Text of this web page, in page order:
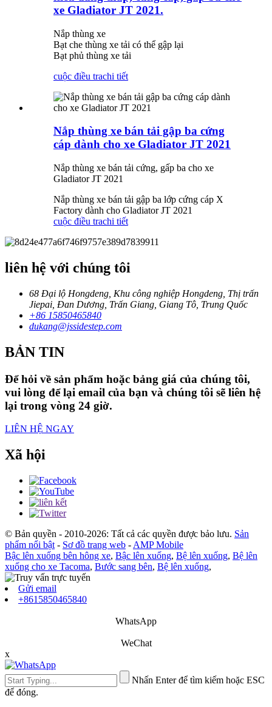
xe Gladiator JT 2021.
Nắp thùng xe
Bạt che thùng xe tải có thể gập lại
Bạt phủ thùng xe tải
cuộc điều trachi tiết
Nắp thùng xe bán tải gập ba cứng
cáp dành cho xe Gladiator JT 2021
Nắp thùng xe bán tải cứng, gấp ba cho xe
Gladiator JT 2021
Nắp thùng xe bán tải gập ba lớp cứng cáp X
Factory dành cho Gladiator JT 2021
cuộc điều trachi tiết
liên hệ với chúng tôi
68 Đại lộ Hongdeng, Khu công nghiệp Hongdeng, Thị trấn
Jiepai, Đan Dương, Trấn Giang, Giang Tô, Trung Quốc
+86 15850465840
dukang@jssidestep.com
BẢN TIN
Để hỏi về sản phẩm hoặc bảng giá của chúng tôi,
vui lòng để lại email của bạn và chúng tôi sẽ liên hệ
lại trong vòng 24 giờ.
LIÊN HỆ NGAY
Xã hội
© Bản quyền - 2010-2026: Tất cả các quyền được bảo lưu. Sản
phẩm nổi bật - Sơ đồ trang web - AMP Mobile
Bậc lên xuống bên hông xe, Bậc lên xuống, Bệ lên xuống, Bệ lên
xuống cho xe Tacoma, Bước sang bên, Bệ lên xuống,
Gửi email
+8615850465840
WhatsApp
WeChat
x
Nhấn Enter để tìm kiếm hoặc ESC
để đóng.